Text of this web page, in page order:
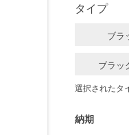
納期
タイプ
ブラ
ブラッ
選択されたタ